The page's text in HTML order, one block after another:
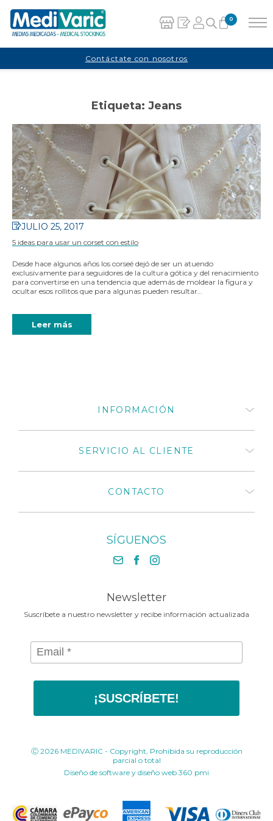
0
Carrito
Contáctate con nosotros
Etiqueta: Jeans
JULIO 25, 2017
5 ideas para usar un corset con estilo
Desde hace algunos años los corseé dejó de ser un atuendo
exclusivamente para seguidores de la cultura gótica y del renacimiento
para convertirse en una tendencia que además de moldear la figura y
ocultar esos rollitos que para algunas pueden resultar…
Leer más
INFORMACIÓN
Quiénes somos
Políticas de privacidad
devoluciones 2025
El cuidado que tu cuerpo
Bogotá 2025
SERVICIO AL CLIENTE
Preguntas frecuentes
Mis compras
Medivaric en Colombia
Contáctenos
CONTACTO
+57 1 430 3030
+57 318 675 8664
SÍGUENOS
Newsletter
Suscríbete a nuestro newsletter y recibe información actualizada
¡SUSCRÍBETE!
Ⓒ 2026 MEDIVARIC - Copyright, Prohibida su reproducción
parcial o total
Diseño de software y diseño web 360 pmi